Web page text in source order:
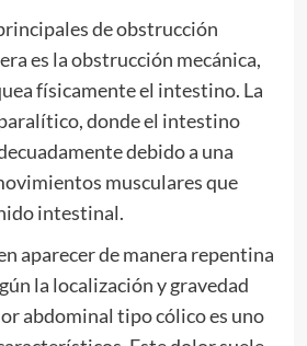
de obstrucción
es la obstrucción mecánica,
físicamente el intestino. La
donde el intestino
debido a una
musculares que
intestinal.
aparecer de manera repentina
la localización y gravedad
abdominal tipo cólico es uno